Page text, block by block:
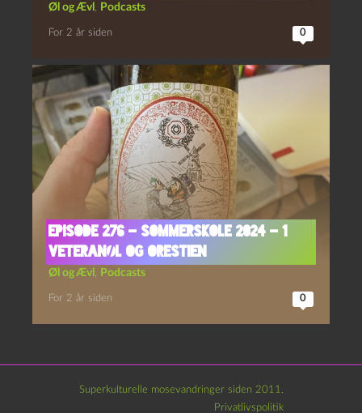
Øl og Ævl , Podcasts
For 2 år siden 0
Episode 276 – Sommerskole 2024 – 1
Veteranøl og Orestien
Øl og Ævl , Podcasts
For 2 år siden 0
Superkulturelle mosevandringer siden 2011.
Privatlivspolitik